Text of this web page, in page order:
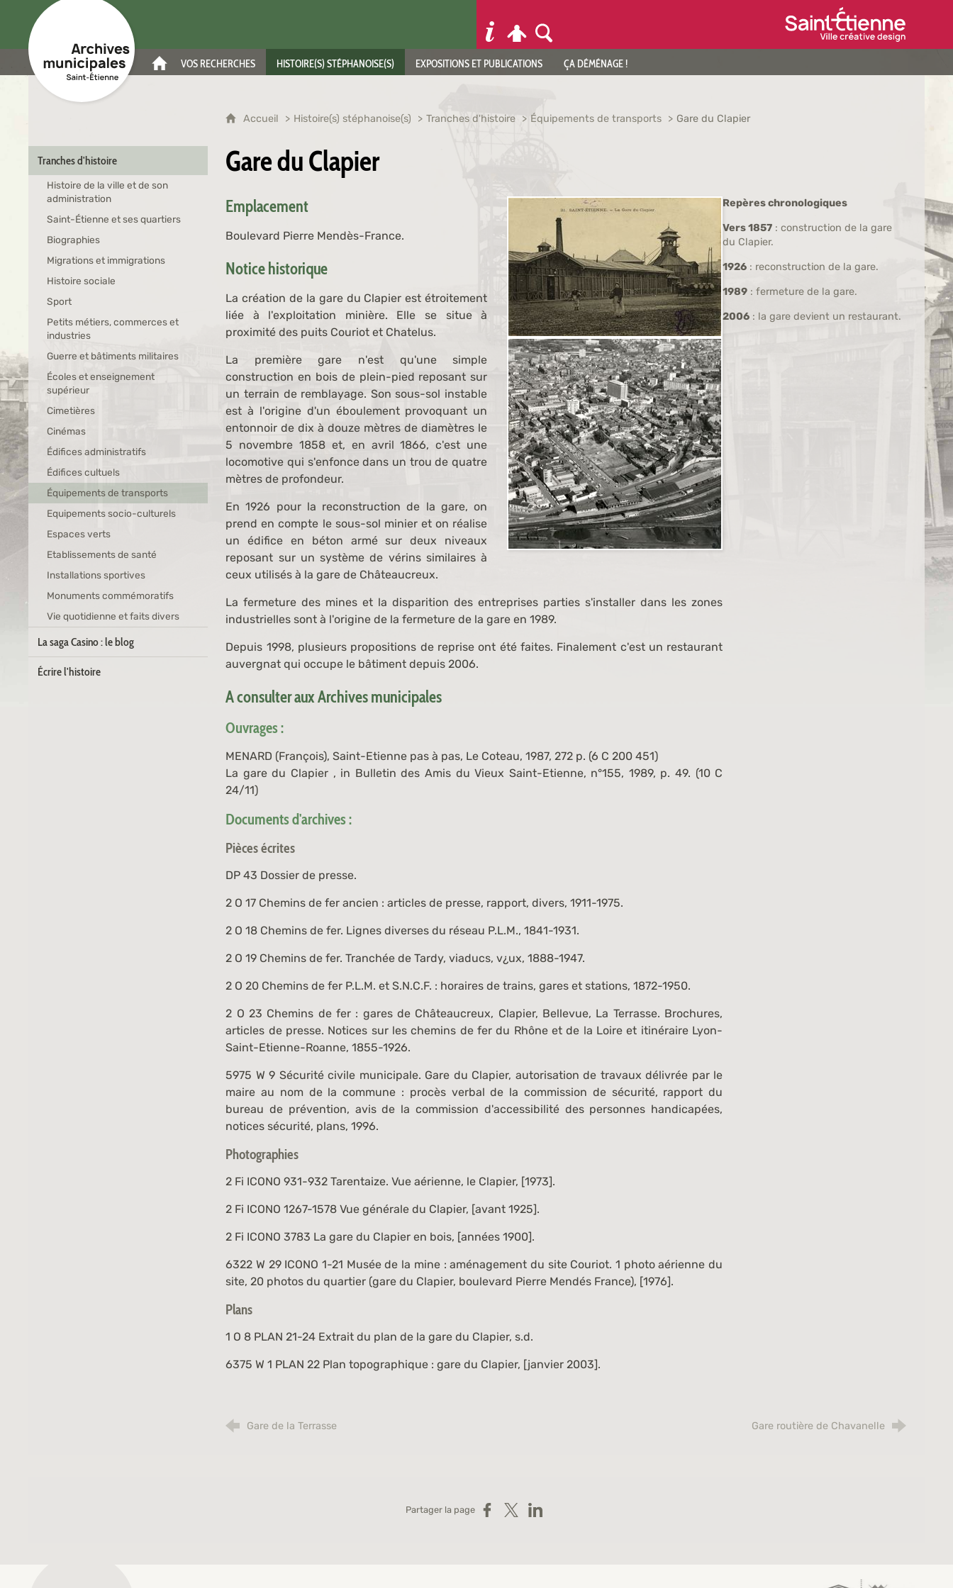
Archives municipales de Saint-Étienne
ACCUEIL
VOS RECHERCHES HISTOIRE(S) STÉPHANOISE(S) EXPOSITIONS ET PUBLICATIONS ÇA DÉMÉNAGE !
Tranches d'histoire
Histoire de la ville et de son
administration
Saint-Étienne et ses quartiers
Biographies
Migrations et immigrations
Histoire sociale
Sport
Petits métiers, commerces et
industries
Guerre et bâtiments militaires
Écoles et enseignement
supérieur
Cimetières
Cinémas
Édifices administratifs
Édifices cultuels
Équipements de transports
Equipements socio-culturels
Espaces verts
Etablissements de santé
Installations sportives
Monuments commémoratifs
Vie quotidienne et faits divers
La saga Casino : le blog
Écrire l'histoire
Accueil Histoire(s) stéphanoise(s) Tranches d'histoire Équipements de transports Gare du Clapier
Gare du Clapier
Emplacement
Boulevard Pierre Mendès-France.
Notice historique
La création de la gare du Clapier est étroitement
liée à l'exploitation minière. Elle se situe à
proximité des puits Couriot et Chatelus.
La première gare n'est qu'une simple
construction en bois de plein-pied reposant sur
un terrain de remblayage. Son sous-sol instable
est à l'origine d'un éboulement provoquant un
entonnoir de dix à douze mètres de diamètres le
5 novembre 1858 et, en avril 1866, c'est une
locomotive qui s'enfonce dans un trou de quatre
mètres de profondeur.
En 1926 pour la reconstruction de la gare, on
prend en compte le sous-sol minier et on réalise
un édifice en béton armé sur deux niveaux
reposant sur un système de vérins similaires à
ceux utilisés à la gare de Châteaucreux.
La fermeture des mines et la disparition des entreprises parties s'installer dans les zones
industrielles sont à l'origine de la fermeture de la gare en 1989.
Depuis 1998, plusieurs propositions de reprise ont été faites. Finalement c'est un restaurant
auvergnat qui occupe le bâtiment depuis 2006.
A consulter aux Archives municipales
Ouvrages :
MENARD (François),Saint-Etienne pas à pas, Le Coteau, 1987, 272 p. (6 C 200 451)
La gare du Clapier , in Bulletin des Amis du Vieux Saint-Etienne, n°155, 1989, p. 49. (10 C
24/11)
Documents d'archives :
Pièces écrites
DP 43 Dossier de presse.
2 O 17 Chemins de fer ancien : articles de presse, rapport, divers, 1911-1975.
2 O 18 Chemins de fer. Lignes diverses du réseau P.L.M., 1841-1931.
2 O 19 Chemins de fer. Tranchée de Tardy, viaducs, v¿ux, 1888-1947.
2 O 20 Chemins de fer P.L.M. et S.N.C.F. : horaires de trains, gares et stations, 1872-1950.
2 O 23 Chemins de fer : gares de Châteaucreux, Clapier, Bellevue, La Terrasse. Brochures,
articles de presse. Notices sur les chemins de fer du Rhône et de la Loire et itinéraire Lyon-
Saint-Etienne-Roanne, 1855-1926.
5975 W 9 Sécurité civile municipale. Gare du Clapier, autorisation de travaux délivrée par le
maire au nom de la commune : procès verbal de la commission de sécurité, rapport du
bureau de prévention, avis de la commission d'accessibilité des personnes handicapées,
notices sécurité, plans, 1996.
Photographies
2 Fi ICONO 931-932 Tarentaize. Vue aérienne, le Clapier, [1973].
2 Fi ICONO 1267-1578 Vue générale du Clapier, [avant 1925].
2 Fi ICONO 3783 La gare du Clapier en bois, [années 1900].
6322 W 29 ICONO 1-21 Musée de la mine : aménagement du site Couriot. 1 photo aérienne du
site, 20 photos du quartier (gare du Clapier, boulevard Pierre Mendés France), [1976].
Plans
1 O 8 PLAN 21-24 Extrait du plan de la gare du Clapier, s.d.
6375 W 1 PLAN 22 Plan topographique : gare du Clapier, [janvier 2003].
Repères chronologiques
Vers 1857 : construction de la gare
du Clapier.
1926 : reconstruction de la gare.
1989 : fermeture de la gare.
2006 : la gare devient un restaurant.
Gare de la Terrasse Gare routière de Chavanelle
Partager la page Partager sur Facebook
Partager sur XPartager sur LinkedIn